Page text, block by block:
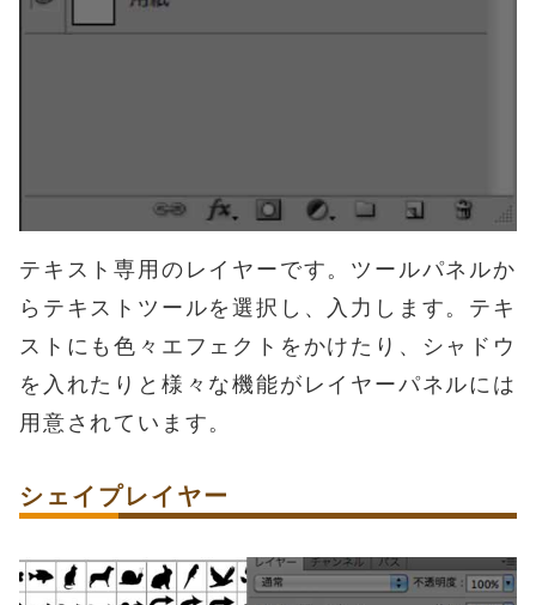
テキスト専用のレイヤーです。ツールパネルか
らテキストツールを選択し、入力します。テキ
ストにも色々エフェクトをかけたり、シャドウ
を入れたりと様々な機能がレイヤーパネルには
用意されています。
シェイプレイヤー